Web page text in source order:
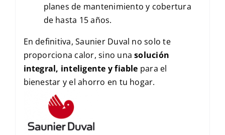
planes de mantenimiento y cobertura
de hasta 15 años.
En definitiva, Saunier Duval no solo te
proporciona calor, sino unasolución
integral, inteligente y fiable para el
bienestar y el ahorro en tu hogar.